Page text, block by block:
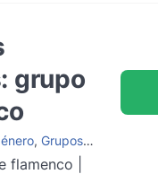
grupo
, Grupos de flamenco
flamenco |